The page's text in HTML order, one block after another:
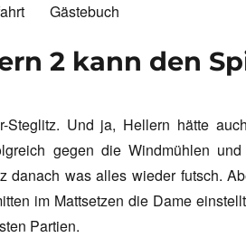
Gästebuch
2 kann den
Und ja, Hellern hätte
gegen die Windmühlen
danach was alles wieder futsch.
im Mattsetzen die Dame
Partien.